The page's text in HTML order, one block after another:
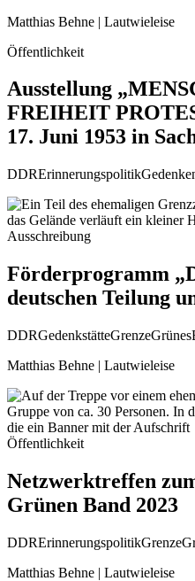
Matthias Behne | Lautwieleise
Öffentlichkeit
Ausstellung
FREIHEIT
17. Juni 1953 in
DDRErinnerungspolitik
Ausschreibung
Förderprogramm
deutschen Teilung
DDRGedenkstätteGrenze
Matthias Behne | Lautwieleise
Öffentlichkeit
Netzwerktreffen
Grünen Band 2023
DDRErinnerungspolitikGrenze
Matthias Behne | Lautwieleise